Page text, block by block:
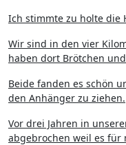
Ich stimmte zu holte die
Wir sind in den vier
haben dort Brötchen
Beide fanden es schön
den Anhänger zu ziehen.
Vor drei Jahren in
abgebrochen weil es für